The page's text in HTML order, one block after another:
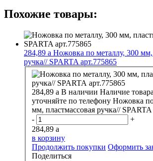
Похожие товары:
284,89 a Ножовка по металлу, 300 мм,
ручка// SPARTA арт.775865
284,89 a В наличии Наличие
уточняйте по телефону Ножовка
мм, пластмассовая ручка//
-
+
284,89 a
в корзину
Продолжить покупки Оформить
Поделиться